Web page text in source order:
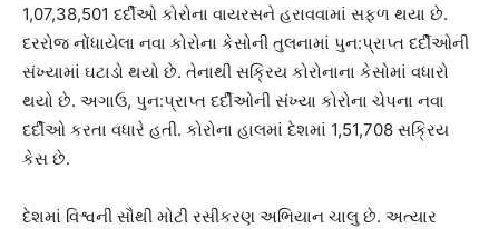
1,07,38,501 દર્દીઓ કોરોના વાયરસને હરાવવામાં સફળ થયા છે.
દરરોજ નોંધાયેલા નવા કોરોના કેસોની તુલનામાં પુન:પ્રાપ્ત દર્દીઓની
સંખ્યામાં ઘટાડો થયો છે. તેનાથી સક્રિય કોરોનાના કેસોમાં વધારો
થયો છે. અગાઉ, પુન:પ્રાપ્ત દર્દીઓની સંખ્યા કોરોના ચેપના નવા
દર્દીઓ કરતા વધારે હતી. કોરોના હાલમાં દેશમાં 1,51,708 સક્રિય
કેસ છે.
દેશમાં વિશ્વની સૌથી મોટી રસીકરણ અભિયાન ચાલુ છે. અત્યાર